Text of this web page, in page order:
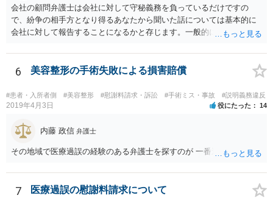
会社の顧問弁護士は会社に対して守秘義務を負っているだけですの
で、紛争の相手方となり得るあなたから聞いた話については基本的に
会社に対して報告することになるかと存じます。一般的に弁護士かぎ
ってはあるかもしれませんが、相手方に誤解を与える可能性があり、
利益相反の問題が生じうるのでそういった要請は拒絶する場合が大半
しいという要望を受け容れる弁護士はほとんどいないと思います。 会
社内の部署に相談した場合についても通常は会社内で情報共有が図ら
に相談した上で、事案の見通し等を示してもらい、訴訟するかどうか
合は、通常、会社が隠蔽のため過去の記録を廃棄すること等を防ぐた
とも一般論としては会社が隠蔽工作を行う可能性があるため、慎重な
6 美容整形の手術失敗による損害賠償
#患者・入所者側 #美容整形 #慰謝料請求・訴訟 #手術ミス・事故 #説明義務違反
2019年4月3日 役にたった 14
内藤 政信 弁護士
その地域で医療過誤の経験のある弁護士を探すのが 一番近道だね。
7 医療過誤の慰謝料請求について